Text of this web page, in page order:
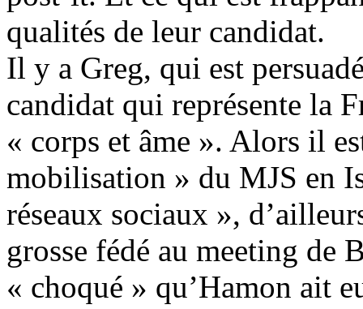
qualités de leur candidat.
Il y a Greg, qui est
candidat qui représente la
« corps et âme ». Alors il
mobilisation » du MJS en
réseaux sociaux »,
grosse fédé au meeting de
« choqué » qu’Hamon ait